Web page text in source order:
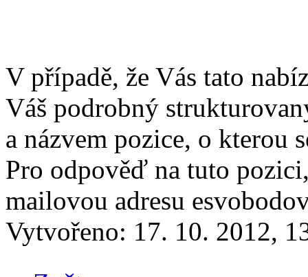
V případě, že Vás tato
Váš podrobný
a názvem pozice, o kterou
Pro odpověď na tuto
mailovou adresu
Vytvořeno: 17. 10. 2012,